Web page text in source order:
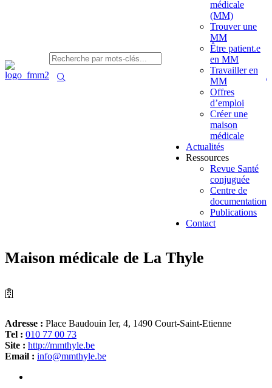
médicale
(MM)
Trouver une
MM
Être patient.e
en MM
Travailler en
MM
Offres
d’emploi
Créer une
maison
médicale
Actualités
Ressources
Revue Santé
conjuguée
Centre de
documentation
Publications
Contact
Maison médicale de La Thyle
Adresse : Place Baudouin Ier, 4, 1490 Court-Saint-Etienne
Tel : 010 77 00 73
Site : http://mmthyle.be
Email : info@mmthyle.be